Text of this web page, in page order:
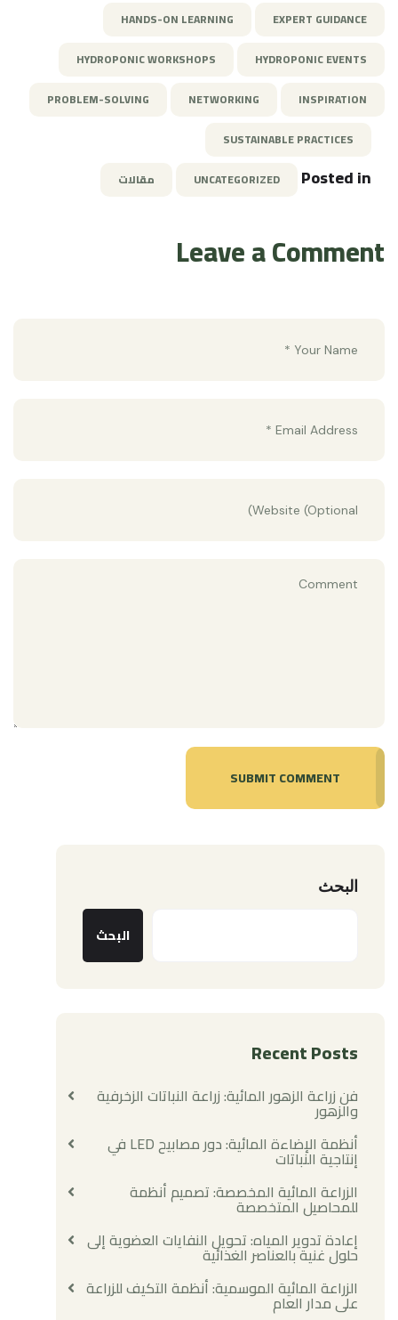
EXPERT GUIDANCE
HANDS-ON LEARNING
HYDROPONIC EVENTS
HYDROPONIC WORKSHOPS
INSPIRATION
NETWORKING
PROBLEM-SOLVING
SUSTAINABLE PRACTICES
Posted in
UNCATEGORIZED مقالات
Leave a Comment
SUBMIT COMMENT
البحث
البحث
Recent Posts
فن زراعة الزهور المائية: زراعة النباتات الزخرفية
والزهور
أنظمة الإضاءة المائية: دور مصابيح LED في
إنتاجية النباتات
الزراعة المائية المخصصة: تصميم أنظمة
للمحاصيل المتخصصة
إعادة تدوير المياه: تحويل النفايات العضوية إلى
حلول غنية بالعناصر الغذائية
الزراعة المائية الموسمية: أنظمة التكيف للزراعة
على مدار العام